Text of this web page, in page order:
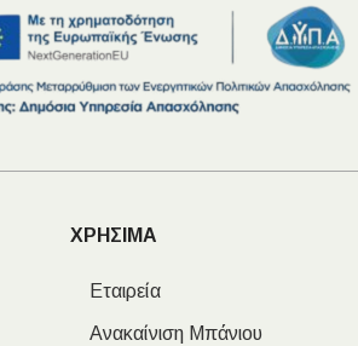
ΧΡΗΣΙΜΑ
Εταιρεία
Ανακαίνιση Μπάνιου